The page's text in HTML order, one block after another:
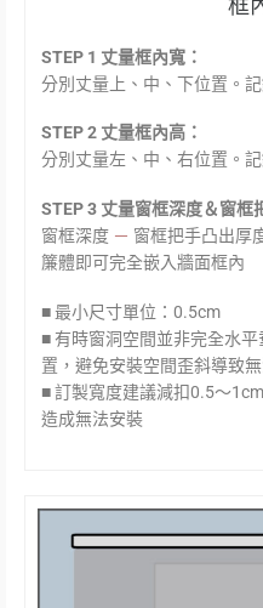
框
STEP 1 丈量框內寬：
分別丈量上、中、下位置。
STEP 2 丈量框內高：
分別丈量左、中、右位置。
STEP 3 丈量窗框深度＆窗框
窗框深度 － 窗框把手凸出厚
簾體即可完全嵌入牆面框內
■ 最小尺寸單位：0.5cm
■ 有時窗洞空間並非完全水平
置，避免安裝空間歪斜導致
■ 訂製寬度建議減扣0.5～
造成無法安裝